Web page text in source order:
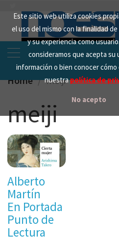
Este sitio web utiliza cookies
el uso del mismo con la finalidad
y su experiencia como
consideramos que acepta su
información o bien conocer
nuestrapolítica de
No acepto
content
Home meiji
meiji
Alberto
Martín
En Portada
Punto de
Lectura